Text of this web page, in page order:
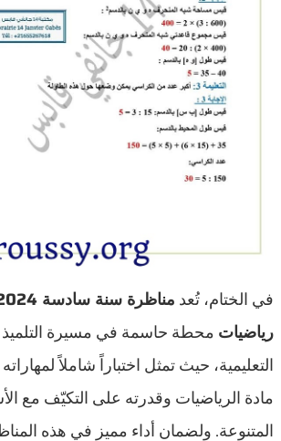
في الختام، تُعد
مناظرة سنة سادسة
رياضيات محطة حاسمة في مسيرة التلميذ
التعليمية، حيث تمثل اختباراً شاملاً
مادة الرياضيات وقدرته على التكيّف مع
المتنوعة. ولضمان أداء مميز في هذه